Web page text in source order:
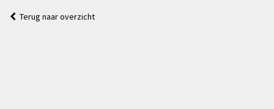
Terug naar overzicht